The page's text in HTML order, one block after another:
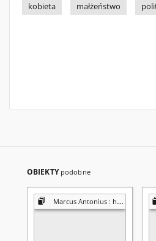
kobieta
małżeństwo
OBIEKTY podobne
Marcus Antonius : history and tradition